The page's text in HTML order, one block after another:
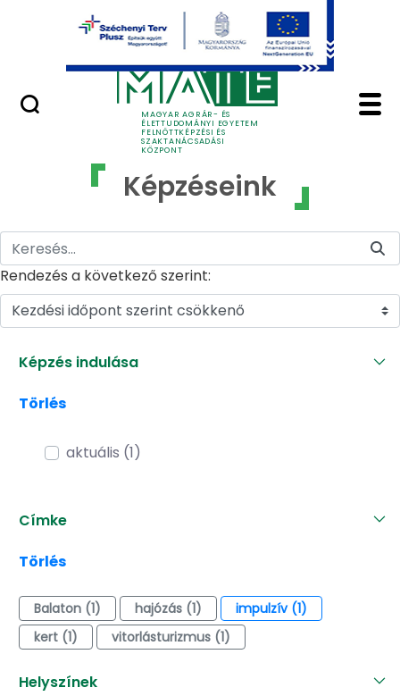
Ugrás a fő tartalomhoz
MAGYAR AGRÁR- ÉS
ÉLETTUDOMÁNYI EGYETEM
FELNŐTTKÉPZÉSI ÉS
SZAKTANÁCSADÁSI
KÖZPONT
Képzéseink - MATE
Képzéseink
Rendezés a következő szerint:
Kezdési időpont szerint csökkenő
Képzés indulása
Törlés
aktuális (1)
Címke
Törlés
Balaton (1) hajózás (1)
impulzív (1)
kert (1)
vitorlásturizmus (1)
Helyszínek